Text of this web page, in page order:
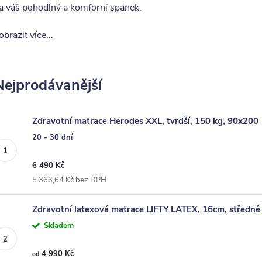
váš pohodlný a komforní spánek.
více...
Zdravotní matrace Herodes XXL, tvrdší, 150 kg, 90x200
20 - 30 dní
6 490 Kč
5 363,64 Kč bez DPH
Zdravotní latexová matrace LIFTY LATEX, 16cm,
Skladem
od 4 990 Kč